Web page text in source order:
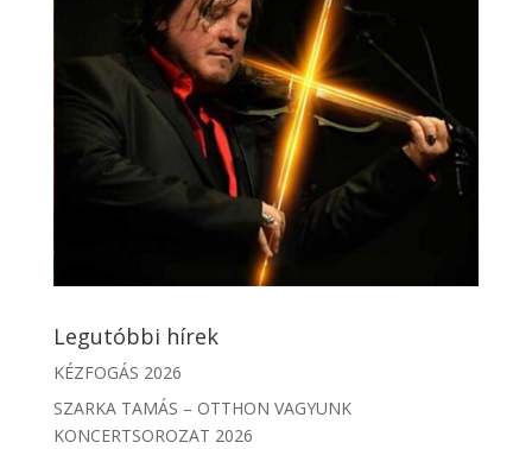
Legutóbbi hírek
KÉZFOGÁS 2026
SZARKA TAMÁS – OTTHON VAGYUNK
KONCERTSOROZAT 2026